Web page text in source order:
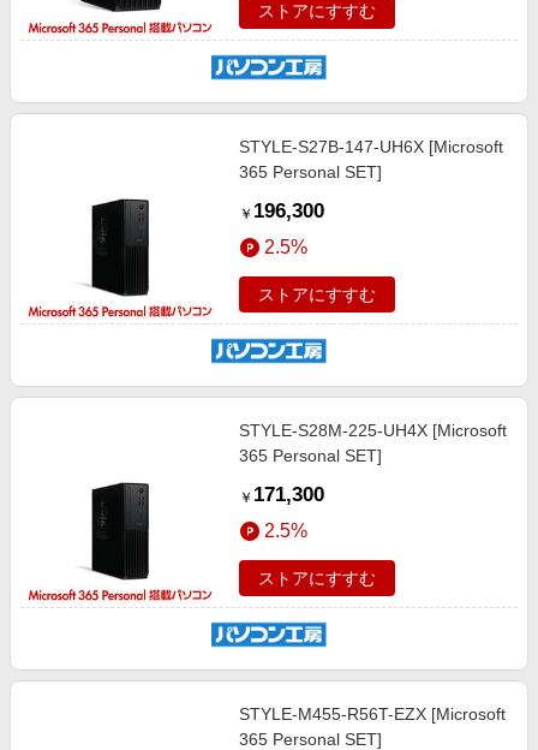
ストアにすすむ
STYLE-S27B-147-UH6X [Microsoft
365 Personal SET]
￥ 196,300
2.5%
ストアにすすむ
STYLE-S28M-225-UH4X [Microsoft
365 Personal SET]
￥ 171,300
2.5%
ストアにすすむ
STYLE-M455-R56T-EZX [Microsoft
365 Personal SET]